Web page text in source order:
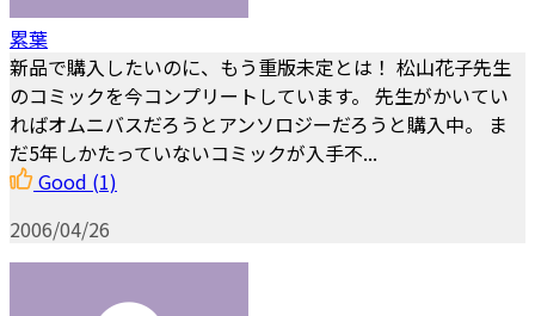
累葉
新品で購入したいのに、もう重版未定とは！ 松山花子先生
のコミックを今コンプリートしています。 先生がかいてい
ればオムニバスだろうとアンソロジーだろうと購入中。 ま
だ5年しかたっていないコミックが入手不...
Good (1)
2006/04/26